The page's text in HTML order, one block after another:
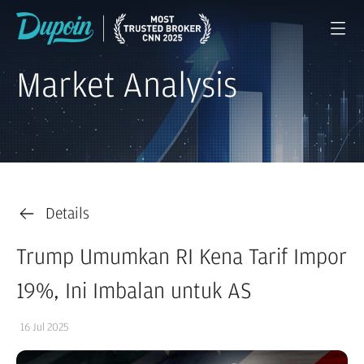
Market Analysis
Details
Trump Umumkan RI Kena Tarif Impor
19%, Ini Imbalan untuk AS
16 Jul 2025